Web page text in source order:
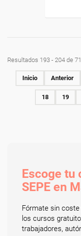
Resultados 193 - 204 de
Inicio Anterior
18 19
Escoge tu
SEPE en
Fórmate sin
los cursos
trabajadores,